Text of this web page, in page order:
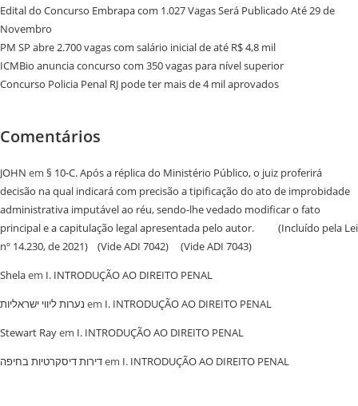
Edital do Concurso Embrapa com 1.027 Vagas Será Publicado Até 29 de
Novembro
PM SP abre 2.700 vagas com salário inicial de até R$ 4,8 mil
ICMBio anuncia concurso com 350 vagas para nível superior
Concurso Policia Penal RJ pode ter mais de 4 mil aprovados
Comentários
JOHN em § 10-C. Após a réplica do Ministério Público, o juiz proferirá
decisão na qual indicará com precisão a tipificação do ato de improbidade
administrativa imputável ao réu, sendo-lhe vedado modificar o fato
principal e a capitulação legal apresentada pelo autor. (Incluído pela Lei
nº 14.230, de 2021) (Vide ADI 7042) (Vide ADI 7043)
Shelaem I. INTRODUÇÃO AO DIREITO PENAL
נערות ליווי ישראליות em I. INTRODUÇÃO AO DIREITO PENAL
Stewart Rayem I. INTRODUÇÃO AO DIREITO PENAL
‏דירות דיסקרטיות בחיפהem I. INTRODUÇÃO AO DIREITO PENAL